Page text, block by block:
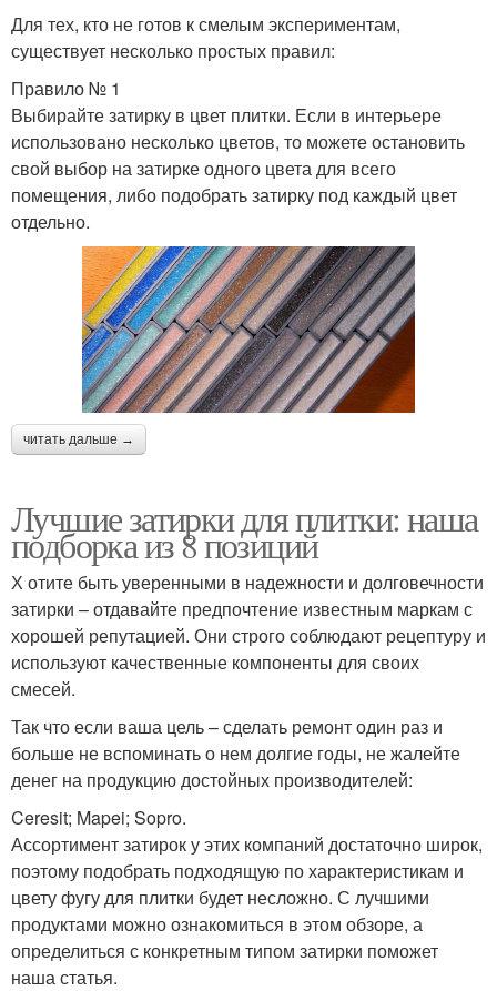
Для тех, кто не готов к смелым экспериментам,
существует несколько простых правил:
Правило № 1
Выбирайте затирку в цвет плитки. Если в интерьере
использовано несколько цветов, то можете остановить
свой выбор на затирке одного цвета для всего
помещения, либо подобрать затирку под каждый цвет
отдельно.
читать дальше →
Лучшие затирки для плитки: наша
подборка из 8 позиций
Х отите быть уверенными в надежности и долговечности
затирки – отдавайте предпочтение известным маркам с
хорошей репутацией. Они строго соблюдают рецептуру и
используют качественные компоненты для своих
смесей.
Так что если ваша цель – сделать ремонт один раз и
больше не вспоминать о нем долгие годы, не жалейте
денег на продукцию достойных производителей:
Ceresit; Mapei; Sopro.
Ассортимент затирок у этих компаний достаточно широк,
поэтому подобрать подходящую по характеристикам и
цвету фугу для плитки будет несложно. С лучшими
продуктами можно ознакомиться в этом обзоре, а
определиться с конкретным типом затирки поможет
наша статья.